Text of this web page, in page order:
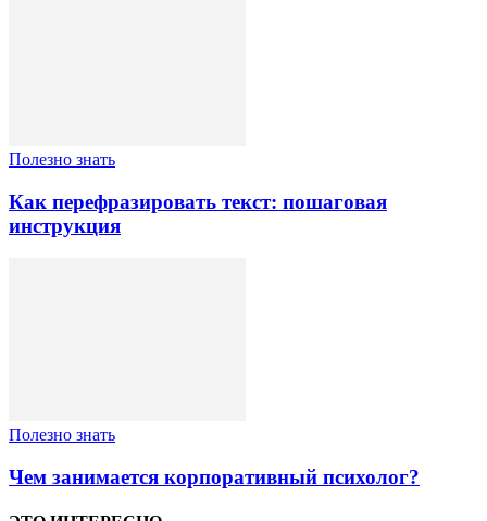
Полезно знать
Как перефразировать текст: пошаговая
инструкция
Полезно знать
Чем занимается корпоративный психолог?